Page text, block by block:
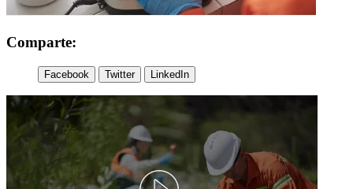
Comparte:
Facebook Twitter LinkedIn